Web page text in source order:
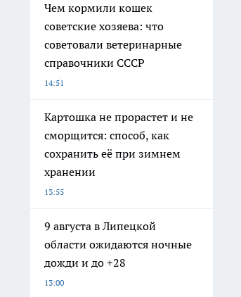
Чем кормили кошек
советские хозяева: что
советовали ветеринарные
справочники СССР
14:51
Картошка не прорастет и не
сморщится: способ, как
сохранить её при зимнем
хранении
13:55
9 августа в Липецкой
области ожидаются ночные
дожди и до +28
13:00